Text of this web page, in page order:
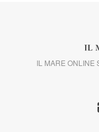
IL MARE ONLINE